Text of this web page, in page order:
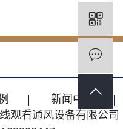
新闻中心
观看通风设备有限公司